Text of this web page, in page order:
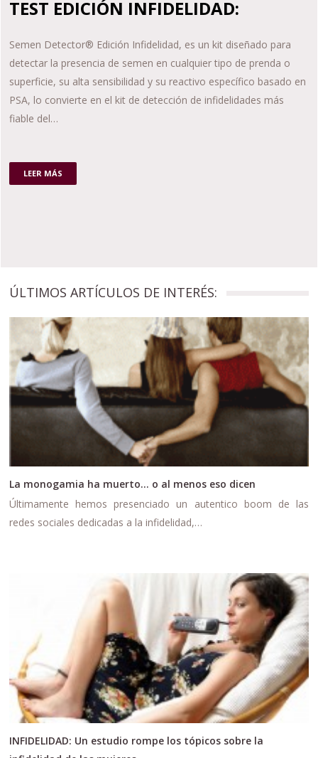
TEST EDICIÓN INFIDELIDAD:
Semen Detector® Edición Infidelidad, es un kit diseñado para
detectar la presencia de semen en cualquier tipo de prenda o
superficie, su alta sensibilidad y su reactivo específico basado en
PSA, lo convierte en el kit de detección de infidelidades más
fiable del…
LEER MÁS
ÚLTIMOS ARTÍCULOS DE INTERÉS:
La monogamia ha muerto… o al menos eso dicen
Últimamente hemos presenciado un autentico boom de las
redes sociales dedicadas a la infidelidad,…
INFIDELIDAD: Un estudio rompe los tópicos sobre la